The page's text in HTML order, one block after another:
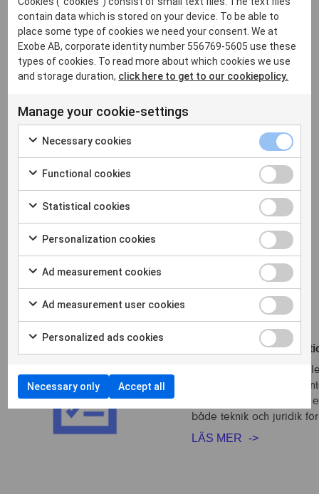
kartlägga informationen, utföra riskanalyser, designa
informationsklasser, sätta rutiner för incidenthantering
och liknande. Genom detta arbete skapar man en
grundtrygghet både internt och mot kunder och
partners.
Summering
Compliance är alltså den del inom informationssäkerhet
som arbetar stödjande med de regler och krav som ska
efterlevas inom en verksamhet, samt följer upp att man
nått de målsättningar som finns definierade i valda
regelverk. Inom kort kommer vi att publicera en
uppföljningsartikel med fokus på vilka verktyg som finns
i Microsoft 365 Purview för att skydda information och
leva upp till compliancekraven. Håll utkik!
Compliance &
Tycker ert bolag att
är svårhanterligt? Ni är
har Exobe AB skapat en
både teknik och juridik
LÄS MER
contain data which is stored on your device. To be able to
place some type of cookies we need your consent. We at
Exobe AB, corporate identity number 556769-5605 use these
types of cookies. To read more about which cookies we use
and storage duration, click here to get to our cookiepolicy.
Manage your cookie-settings
Necessary cookies
Functional cookies
Statistical cookies
Personalization cookies
Ad measurement cookies
Ad measurement user cookies
Personalized ads cookies
Necessary only Accept all